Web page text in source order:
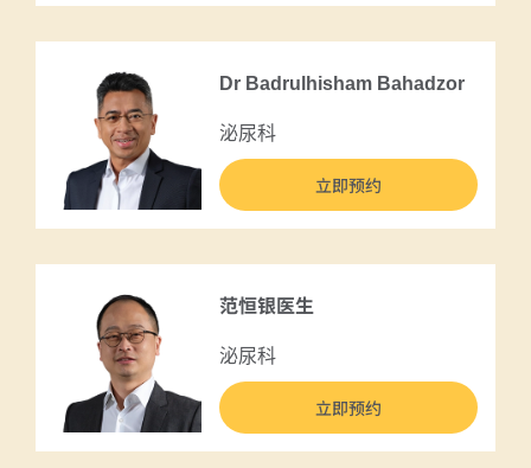
Dr Badrulhisham Bahadzor
泌尿科
立即预约
范恒银医生
泌尿科
立即预约